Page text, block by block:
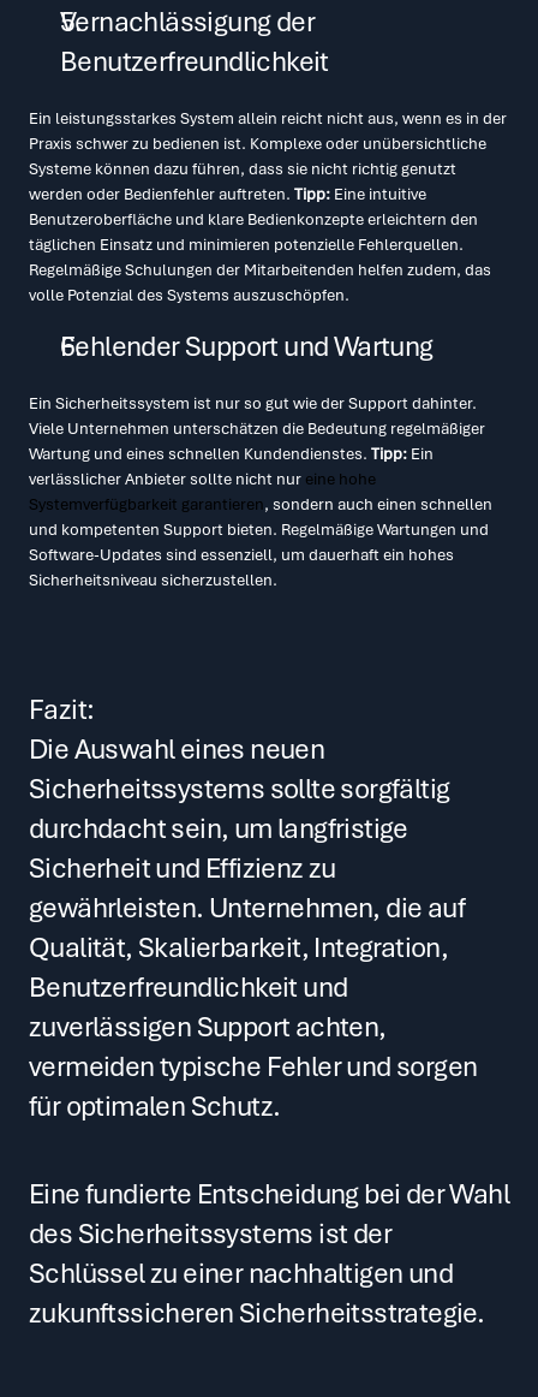
Vernachlässigung der
Benutzerfreundlichkeit
Ein leistungsstarkes System allein reicht nicht aus, wenn es in der
Praxis schwer zu bedienen ist. Komplexe oder unübersichtliche
Systeme können dazu führen, dass sie nicht richtig genutzt
werden oder Bedienfehler auftreten. Tipp: Eine intuitive
Benutzeroberfläche und klare Bedienkonzepte erleichtern den
täglichen Einsatz und minimieren potenzielle Fehlerquellen.
Regelmäßige Schulungen der Mitarbeitenden helfen zudem, das
volle Potenzial des Systems auszuschöpfen.
Fehlender Support und Wartung
Ein Sicherheitssystem ist nur so gut wie der Support dahinter.
Viele Unternehmen unterschätzen die Bedeutung regelmäßiger
Wartung und eines schnellen Kundendienstes. Tipp: Ein
verlässlicher Anbieter sollte nicht nur eine hohe
Systemverfügbarkeit garantieren, sondern auch einen schnellen
und kompetenten Support bieten. Regelmäßige Wartungen und
Software-Updates sind essenziell, um dauerhaft ein hohes
Sicherheitsniveau sicherzustellen.
Fazit:
Die Auswahl eines neuen
Sicherheitssystems sollte sorgfältig
durchdacht sein, um langfristige
Sicherheit und Effizienz zu
gewährleisten. Unternehmen, die auf
Qualität, Skalierbarkeit, Integration,
Benutzerfreundlichkeit und
zuverlässigen Support achten,
vermeiden typische Fehler und sorgen
für optimalen Schutz.
Eine fundierte Entscheidung bei der Wahl
des Sicherheitssystems ist der
Schlüssel zu einer nachhaltigen und
zukunftssicheren Sicherheitsstrategie.